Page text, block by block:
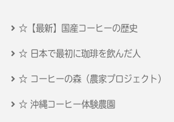
☆【最新】国産コーヒーの歴史
☆ 日本で最初に珈琲を飲んだ人
☆ コーヒーの森（農家プロジェクト）
☆ 沖縄コーヒー体験農園